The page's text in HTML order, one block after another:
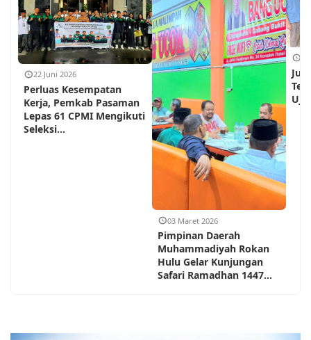
22 Juni 2026
Perluas Kesempatan
Kerja, Pemkab Pasaman
Lepas 61 CPMI Mengikuti
Seleksi...
03 Maret 2026
Pimpinan Daerah
Muhammadiyah Rokan
Hulu Gelar Kunjungan
Safari Ramadhan 1447...